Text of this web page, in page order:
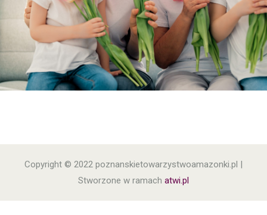
Copyright © 2022 poznanskietowarzystwoamazonki.pl |
Stworzone w ramach atwi.pl